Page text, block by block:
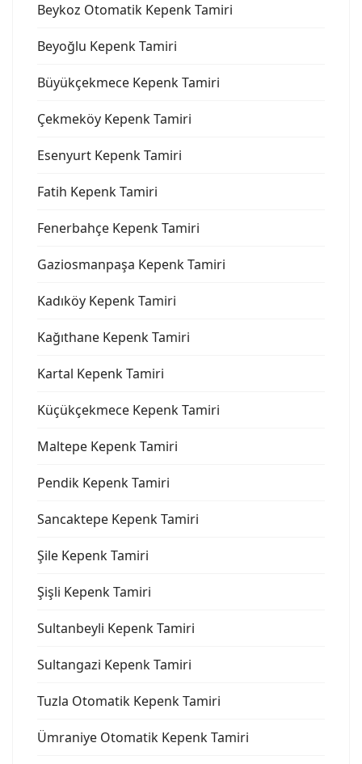
Beykoz Otomatik Kepenk Tamiri
Beyoğlu Kepenk Tamiri
Büyükçekmece Kepenk Tamiri
Çekmeköy Kepenk Tamiri
Esenyurt Kepenk Tamiri
Fatih Kepenk Tamiri
Fenerbahçe Kepenk Tamiri
Gaziosmanpaşa Kepenk Tamiri
Kadıköy Kepenk Tamiri
Kağıthane Kepenk Tamiri
Kartal Kepenk Tamiri
Küçükçekmece Kepenk Tamiri
Maltepe Kepenk Tamiri
Pendik Kepenk Tamiri
Sancaktepe Kepenk Tamiri
Şile Kepenk Tamiri
Şişli Kepenk Tamiri
Sultanbeyli Kepenk Tamiri
Sultangazi Kepenk Tamiri
Tuzla Otomatik Kepenk Tamiri
Ümraniye Otomatik Kepenk Tamiri